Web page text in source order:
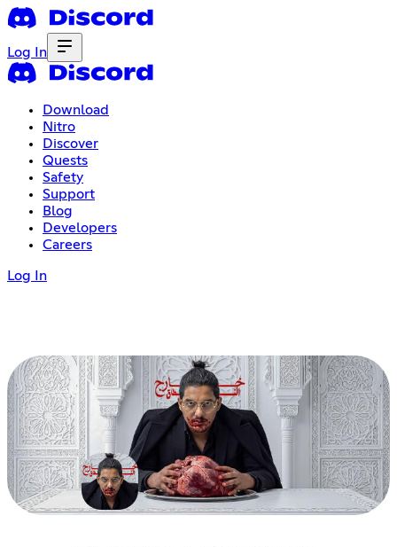
Log In
Download
Nitro
Discover
Quests
Safety
Support
Blog
Developers
Careers
Log In